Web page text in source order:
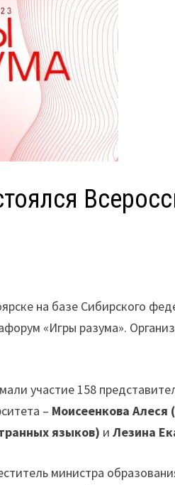
на базе Сибирского
«Игры разума».
участие 158
– Моисеенкова Алеся
языков) иЛезина
министра